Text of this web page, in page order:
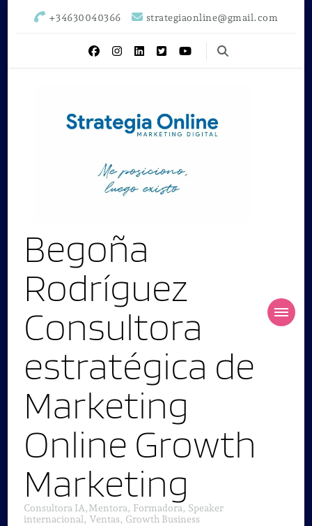
+34630040366 strategiaonline@gmail.com
Begoña
Rodríguez
Consultora
estratégica de
Marketing
Online Growth
Marketing
Consultora IA,Mentora, Formadora, Speaker
internacional, Ventas, Growth Business